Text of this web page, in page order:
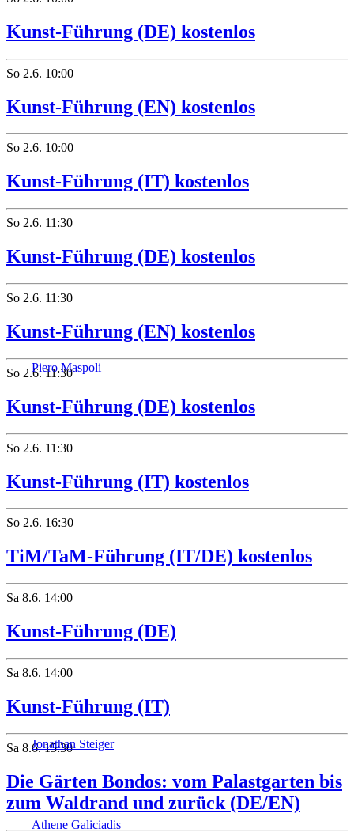
Kunst-Führung (DE) kostenlos
So 2.6. 10:00
Kunst-Führung (EN) kostenlos
So 2.6. 10:00
Kunst-Führung (IT) kostenlos
So 2.6. 11:30
Kunst-Führung (DE) kostenlos
So 2.6. 11:30
Kunst-Führung (EN) kostenlos
So 2.6. 11:30
Kunst-Führung (DE) kostenlos
So 2.6. 11:30
Kunst-Führung (IT) kostenlos
So 2.6. 16:30
TiM/TaM-Führung (IT/DE) kostenlos
Sa 8.6. 14:00
Kunst-Führung (DE)
Sa 8.6. 14:00
Kunst-Führung (IT)
Sa 8.6. 15:30
Die Gärten Bondos: vom Palastgarten bis
zum Waldrand und zurück (DE/EN)
Piero Maspoli
Jonathan Steiger
Athene Galiciadis